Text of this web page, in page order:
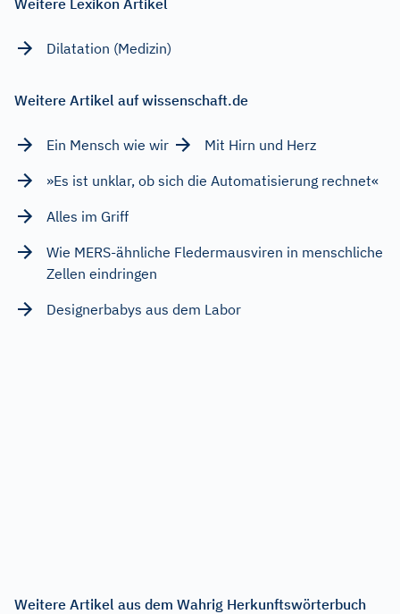
Dilatation (Medizin)
Weitere Artikel auf wissenschaft.de
Ein Mensch wie wir
Mit Hirn und Herz
»Es ist unklar, ob sich die Automatisierung rechnet«
Alles im Griff
Wie MERS-ähnliche Fledermausviren in menschliche
Zellen eindringen
Designerbabys aus dem Labor
Weitere Artikel aus dem Wahrig Herkunftswörterbuch